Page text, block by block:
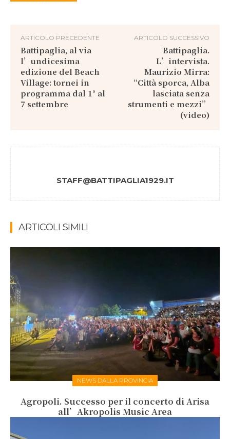
ARTICOLO PRECEDENTE
Battipaglia, al via
l’undicesima
edizione del Beach
Village: tornei in
programma dal 1° al
7 settembre
ARTICOLO SUCCESSIVO
Battipaglia.
L’intervista.
Maurizio Mirra:
“Città sporca, Alba
lasciata senza
strumenti e mezzi”
(video)
STAFF@BATTIPAGLIA1929.IT
ARTICOLI SIMILI
NEWS DALLA PROVINCIA
Agropoli. Successo per il concerto di Arisa
all’Akropolis Music Area